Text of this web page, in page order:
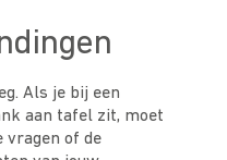
Als je bij een
aan tafel zit, moet
vragen of de